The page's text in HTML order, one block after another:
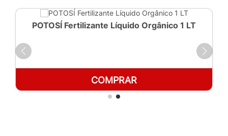
POTOSÍ Fertilizante Líquido Orgânico 1 LT
COMPRAR